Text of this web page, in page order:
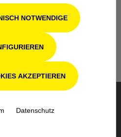
für Garten-, Forst-
Geräte in Odenthal bei
nach dem Kauf mit
Tat zur Seite.
NOTWENDIGE
AKZEPTIEREN
Datenschutz